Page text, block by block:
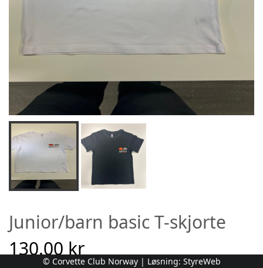
Junior/barn basic T-skjorte
130.00 kr
© Corvette Club Norway | Løsning: StyreWeb